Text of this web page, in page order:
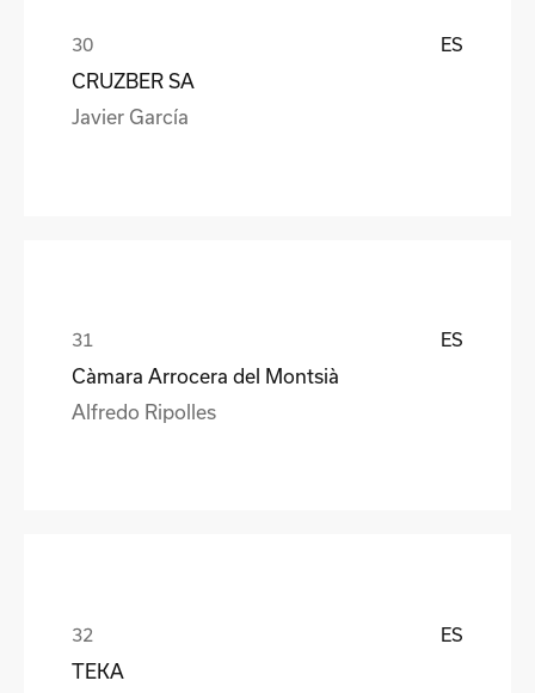
ES
CRUZBER SA
Javier García
ES
Càmara Arrocera del Montsià
Alfredo Ripolles
ES
TEKA